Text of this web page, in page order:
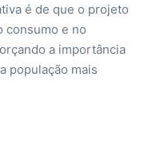
é de que o projeto
consumo e no
a importância
população mais